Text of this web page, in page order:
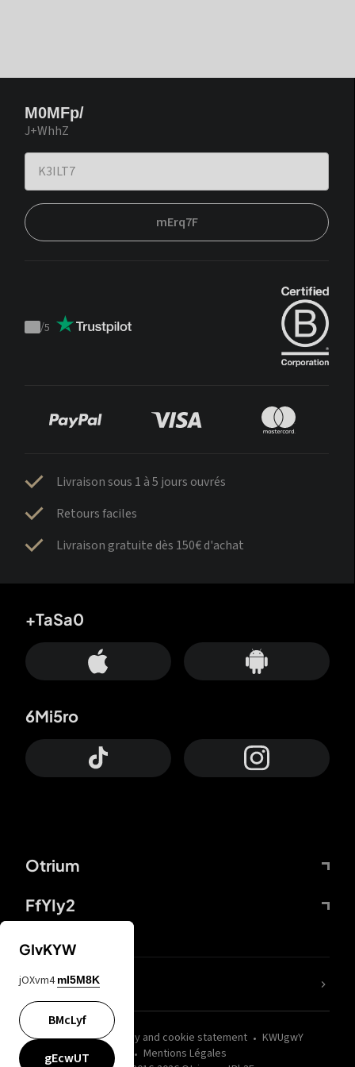
M0MFp/
J+WhhZ
mErq7F
Trustpilot
/5
Livraison sous 1 à 5 jours ouvrés
Retours faciles
Livraison gratuite dès 150€ d'achat
Otrium
FfYIy2
+TaSa0
6Mi5ro
wZQPfd Privacy and cookie statement
KWUgwY
Mentions Légales
nLC6tu
GIvKYW
jOXvm4 mI5M8K
BMcLyf
gEcwUT